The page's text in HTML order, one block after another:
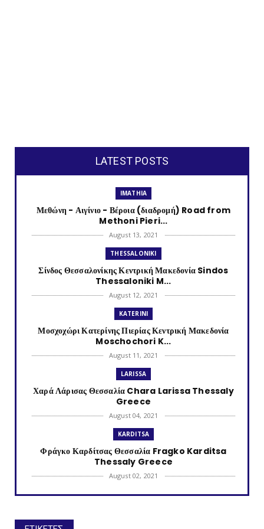
LATEST POSTS
IMATHIA
Μεθώνη - Αιγίνιο - Βέροια (διαδρομή) Road from
Methoni Pieri...
August 13, 2021
THESSALONIKI
Σίνδος Θεσσαλονίκης Κεντρική Μακεδονία Sindos
Thessaloniki M...
August 12, 2021
KATERINI
Μοσχοχώρι Κατερίνης Πιερίας Κεντρική Μακεδονία
Moschochori K...
August 11, 2021
LARISSA
Χαρά Λάρισας Θεσσαλία Chara Larissa Thessaly
Greece
August 04, 2021
KARDITSA
Φράγκο Καρδίτσας Θεσσαλία Fragko Karditsa
Thessaly Greece
August 02, 2021
KATERINI